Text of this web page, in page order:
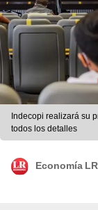
Indecopi realizará su
todos los detalles
Economía LR